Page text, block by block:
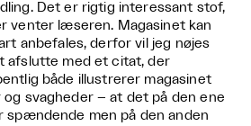
Det er rigtig interessant stof,
venter læseren. Magasinet kan
anbefales, derfor vil jeg nøjes
afslutte med et citat, der
både illustrerer magasinet
svagheder – at det på den ene
spændende men på den anden